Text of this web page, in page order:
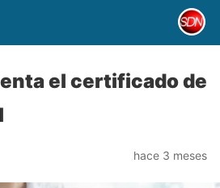
el certificado de
hace 3 meses